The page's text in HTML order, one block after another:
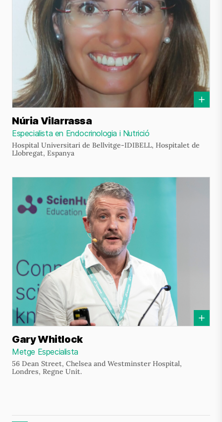
Núria Vilarrassa
Especialista en Endocrinologia i Nutrició
Hospital Universitari de Bellvitge-IDIBELL, Hospitalet de
Llobregat, Espanya
Gary Whitlock
Metge Especialista
56 Dean Street, Chelsea and Westminster Hospital,
Londres, Regne Unit.